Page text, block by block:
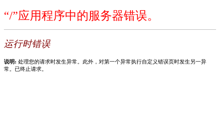
“/”应用程序中的服务器错误。
运行时错误
说明: 处理您的请求时发生异常。此外，对第一个异常执行自定义错误页时发生另一异
常。已终止请求。